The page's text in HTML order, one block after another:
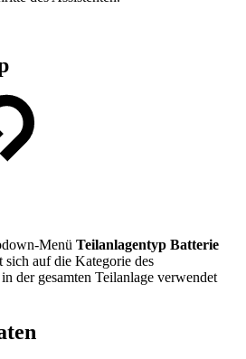
Menü Teilanlagentyp Batterie
sich auf die Kategorie des
der gesamten Teilanlage verwendet